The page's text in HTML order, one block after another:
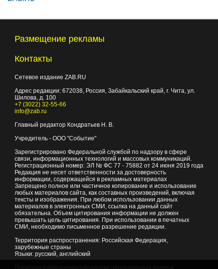
Размещение рекламы
Контакты
Сетевое издание ZAB.RU
Адрес редакции: 672038, Россия, Забайкальский край, г. Чита, ул.
Шилова, д. 100
+7 (3022) 32-55-66
info@zab.ru
Главный редактор Кондратьев Н. В.
Учредитель - ООО "Событие"
Зарегистрировано Федеральной службой по надзору в сфере
связи, информационных технологий и массовых коммуникаций.
Регистрационный номер: ЭЛ № ФС 77 - 75882 от 24 июня 2019 года
Редакция не несет ответственности за достоверность
информации, содержащейся в рекламных материалах
Запрещено полное или частичное копирование и использование
любых материалов сайта, как составных произведений, включая
тексты и изображения. При любом использовании данных
материалов в электронных СМИ, ссылка на данный сайт
обязательна. Объем цитирования информации не должен
превышать цель цитирования. При использовании в печатных
СМИ, необходимо письменное разрешение редакции.
Территория распространения: Российская Федерация,
зарубежные страны
Языки: русский, английский